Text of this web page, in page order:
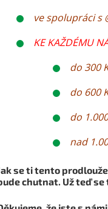
ve spolupráci s
KE KAŽDÉMU
do 300
do 600
do
nad
se ti tento
chutnat. Už teď